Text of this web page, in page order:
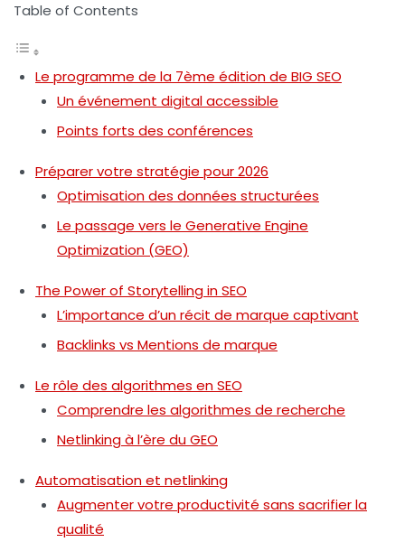
Table of Contents
Le programme de la 7ème édition de BIG SEO
Un événement digital accessible
Points forts des conférences
Préparer votre stratégie pour 2026
Optimisation des données structurées
Le passage vers le Generative Engine
Optimization (GEO)
The Power of Storytelling in SEO
L’importance d’un récit de marque captivant
Backlinks vs Mentions de marque
Le rôle des algorithmes en SEO
Comprendre les algorithmes de recherche
Netlinking à l’ère du GEO
Automatisation et netlinking
Augmenter votre productivité sans sacrifier la
qualité